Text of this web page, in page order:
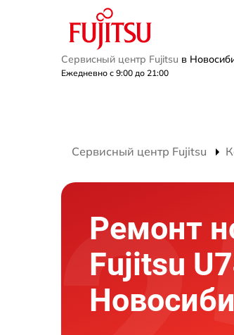
Сервисный центр Fujitsu в
Ежедневно с 9:00 до 21:00
Сервисный центр Fujitsu
Ремонт
Fujitsu